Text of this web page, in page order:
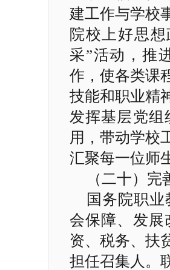
建工作与学校
院校上好思
采”活动，推
作，使各类课
技能和职业精
发挥基层党组
用，带动学校
汇聚每一位师
（二十）
国务院职
会保障、发展
资、税务、扶
担任召集人。